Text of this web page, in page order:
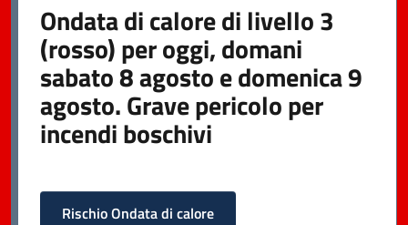
Ondata di calore di livello 3
(rosso) per oggi, domani
sabato 8 agosto e domenica 9
agosto. Grave pericolo per
incendi boschivi
Rischio Ondata di calore